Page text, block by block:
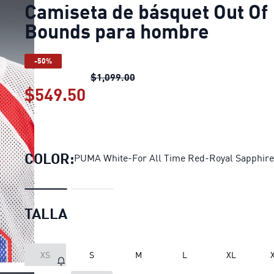
Camiseta de básquet Out Of
Bounds para hombre
-50%
$1,099.00Camiseta de básquet Out Of
$549.50
COLOR:PUMA White-For All Time Red-Royal Sapphire
TALLA
XS S M L XL